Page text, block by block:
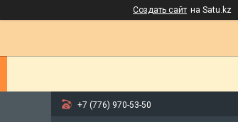
Создать сайт на Satu.kz
+7 (776) 970-53-50